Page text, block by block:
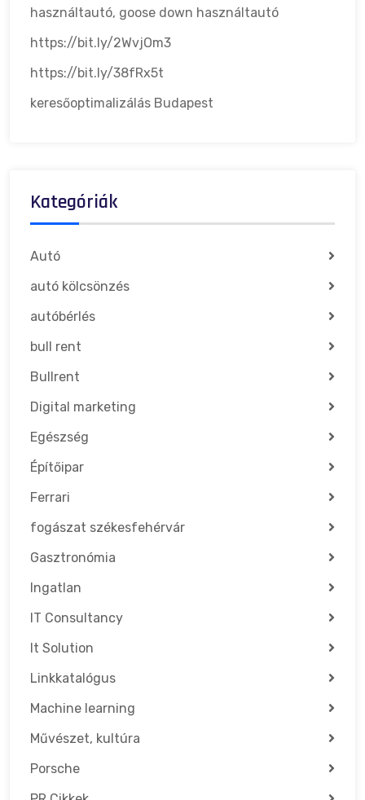
használtautó, goose down használtautó
https://bit.ly/2WvjOm3
https://bit.ly/38fRx5t
keresőoptimalizálás Budapest
Kategóriák
Autó
autó kölcsönzés
autóbérlés
bull rent
Bullrent
Digital marketing
Egészség
Építőipar
Ferrari
fogászat székesfehérvár
Gasztronómia
Ingatlan
IT Consultancy
It Solution
Linkkatalógus
Machine learning
Művészet, kultúra
Porsche